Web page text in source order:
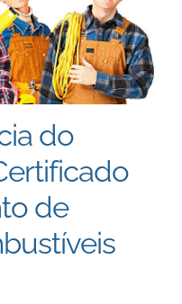
Australia
中国
East Asia
do
de